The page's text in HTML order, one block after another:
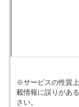
※サービスの性質
載情報に誤りがある
さい。